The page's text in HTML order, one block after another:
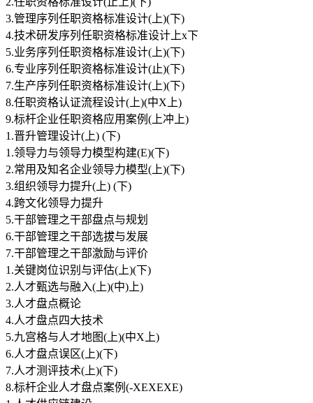
3.管理序列任职资格标准设计(上)(下)
4.技术研发序列任职资格标准设计上x下
5.业务序列任职资格标准设计(上)(下)
6.专业序列任职资格标准设计(止)(下)
7.生产序列任职资格标准设计(上)(下)
8.任职资格认证流程设计(上)(中X上)
9.标杆企业任职资格应用案例(上冲上)
1.晋升管理设计(上) (下)
1.领导力与领导力模型构建(E)(下)
2.常用及知名企业领导力模型(上)(下)
3.组织领导力提升(上) (下)
4.跨文化领导力提升
5.干部管理之干部盘点与规划
6.干部管理之干部选拔与发展
7.干部管理之干部激励与评价
1.关键岗位识别与评估(上)(下)
2.人才甄选与融入(上)(中)上)
3.人才盘点概论
4.人才盘点四大技术
5.九宫格与人才地图(上)(中X上)
6.人才盘点误区(上)(下)
7.人才测评技术(上)(下)
8.标杆企业人才盘点案例(-XEXEXE)